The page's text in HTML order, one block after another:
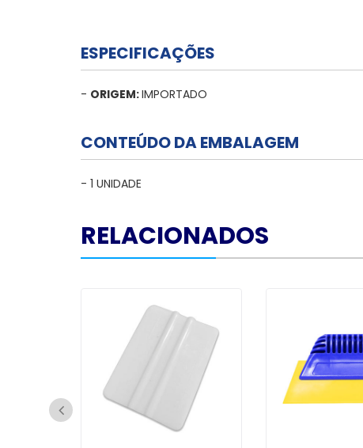
ESPECIFICAÇÕES
- ORIGEM:IMPORTADO
CONTEÚDO DA EMBALAGEM
- 1 UNIDADE
RELACIONADOS